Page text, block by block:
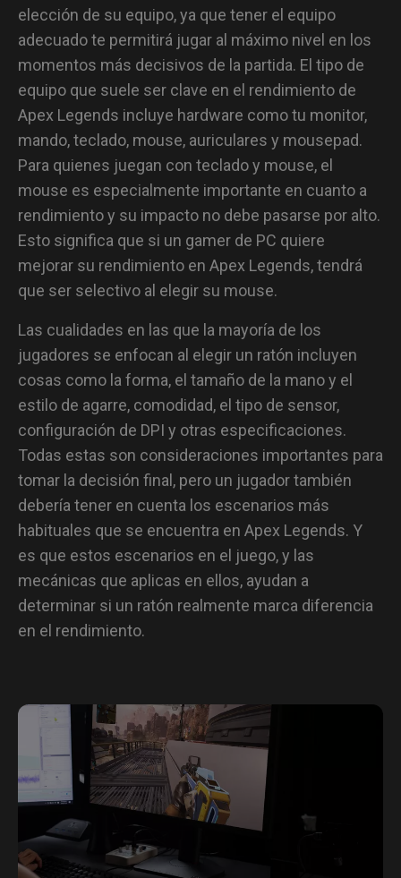
elección de su equipo, ya que tener el equipo
adecuado te permitirá jugar al máximo nivel en los
momentos más decisivos de la partida. El tipo de
equipo que suele ser clave en el rendimiento de
Apex Legends incluye hardware como tu monitor,
mando, teclado, mouse, auriculares y mousepad.
Para quienes juegan con teclado y mouse, el
mouse es especialmente importante en cuanto a
rendimiento y su impacto no debe pasarse por alto.
Esto significa que si un gamer de PC quiere
mejorar su rendimiento en Apex Legends, tendrá
que ser selectivo al elegir su mouse.
Las cualidades en las que la mayoría de los
jugadores se enfocan al elegir un ratón incluyen
cosas como la forma, el tamaño de la mano y el
estilo de agarre, comodidad, el tipo de sensor,
configuración de DPI y otras especificaciones.
Todas estas son consideraciones importantes para
tomar la decisión final, pero un jugador también
debería tener en cuenta los escenarios más
habituales que se encuentra en Apex Legends. Y
es que estos escenarios en el juego, y las
mecánicas que aplicas en ellos, ayudan a
determinar si un ratón realmente marca diferencia
en el rendimiento.